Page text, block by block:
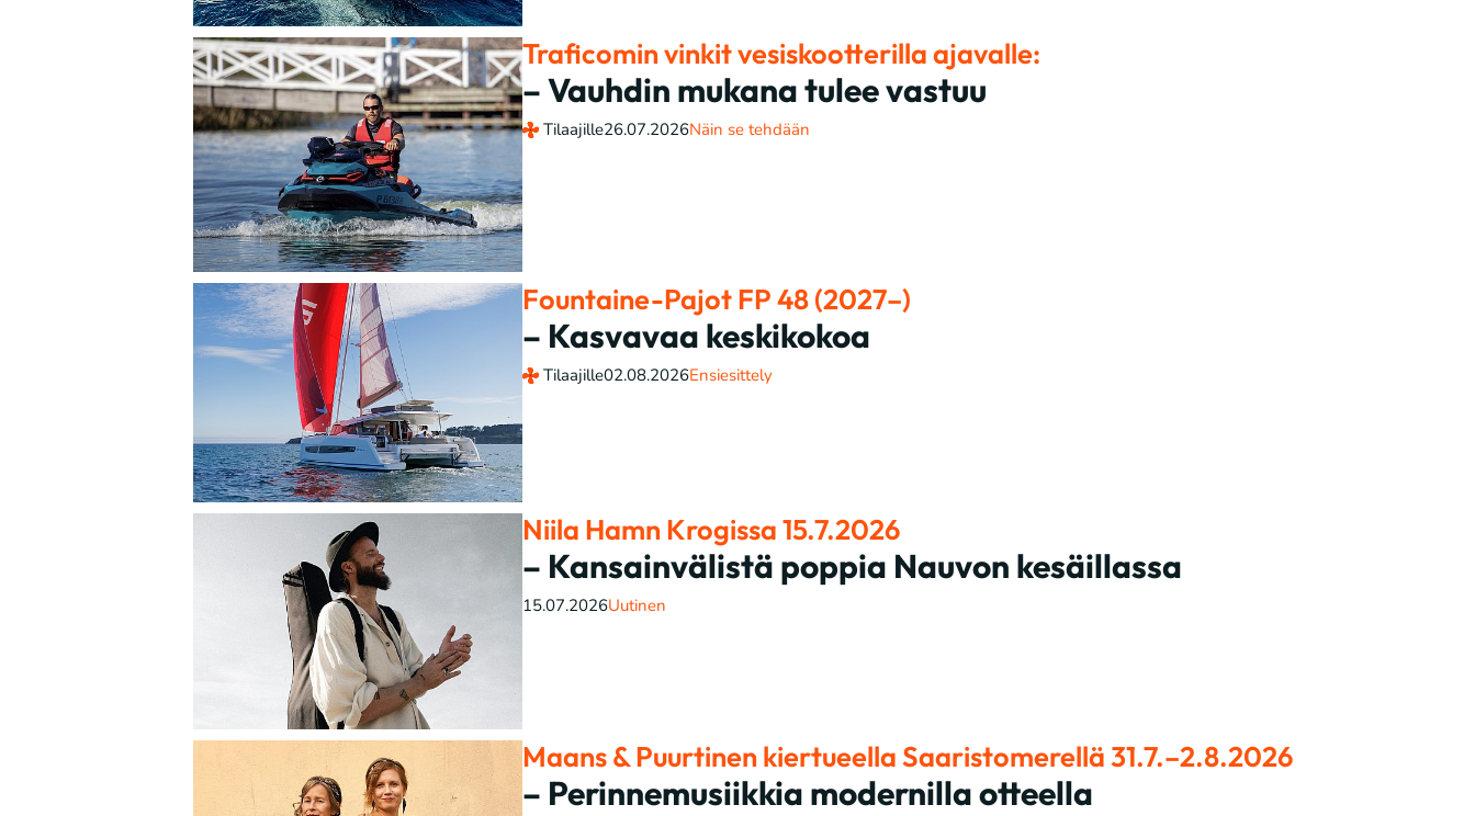
Traficomin vinkit vesiskootterilla ajavalle:
– Vauhdin mukana tulee vastuu
Tilaajille26.07.2026Näin se tehdään
Fountaine-Pajot FP 48 (2027–)
– Kasvavaa keskikokoa
Tilaajille02.08.2026Ensiesittely
Niila Hamn Krogissa 15.7.2026
– Kansainvälistä poppia Nauvon kesäillassa
15.07.2026Uutinen
Maans & Puurtinen kiertueella Saaristomerellä 31.7.–2.8.2026
– Perinnemusiikkia modernilla otteella